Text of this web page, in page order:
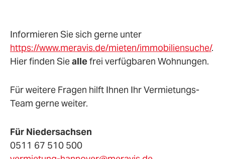
Informieren Sie sich gerne unter
https://www.meravis.de/mieten/immobiliensuche/.
Hier finden Sieallefrei verfügbaren Wohnungen.
Für weitere Fragen hilft Ihnen Ihr Vermietungs-
Team gerne weiter.
Für Niedersachsen
0511 67 510 500